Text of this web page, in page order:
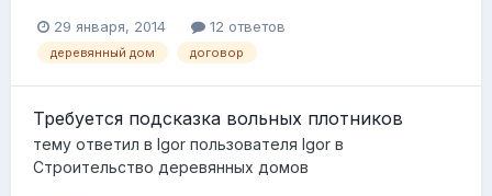
29 января, 2014 12 ответов
деревянный дом договор
Требуется подсказка вольных плотников
тему ответил в Igor пользователя Igor в
Строительство деревянных домов